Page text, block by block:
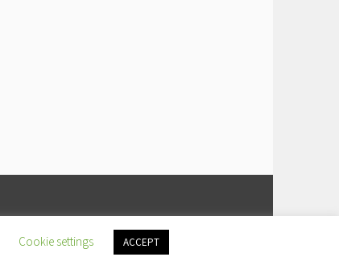
Cookie settings ACCEPT